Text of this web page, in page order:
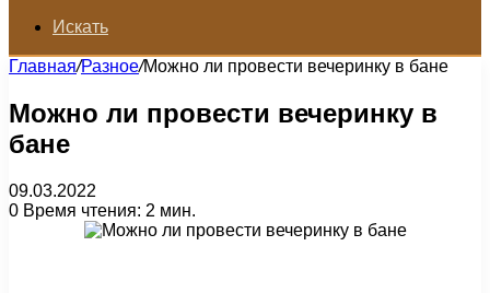
Искать
Главная/Разное/Можно ли провести вечеринку в бане
Можно ли провести вечеринку в
бане
09.03.2022
0 Время чтения: 2 мин.